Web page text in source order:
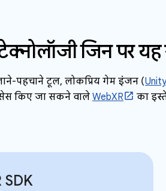
जिन पर यह
पहचाने टूल, लोकप्रिय गेम इंजन (Unity
किए जा सकने वाले WebXR
का